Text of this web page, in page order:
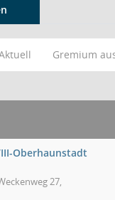
Gremium
Oberhaunstadt
27,